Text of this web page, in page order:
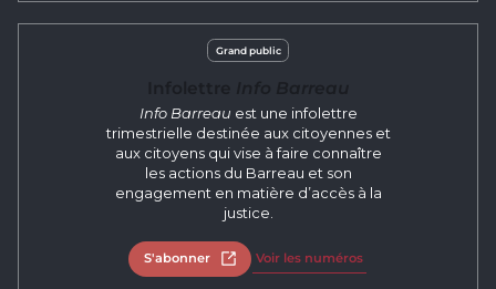
Grand public
Info Barreau est une infolettre
trimestrielle destinée aux citoyennes et
aux citoyens qui vise à faire connaître
les actions du Barreau et son
engagement en matière d’accès à la
justice.
S'abonner Ouvrir dans un nouvel onglet
Voir les numéros